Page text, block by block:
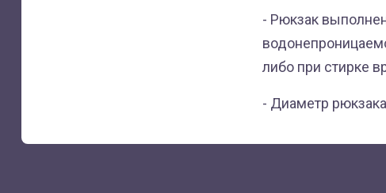
- Рюкзак
либо при стирке
- Диаметр